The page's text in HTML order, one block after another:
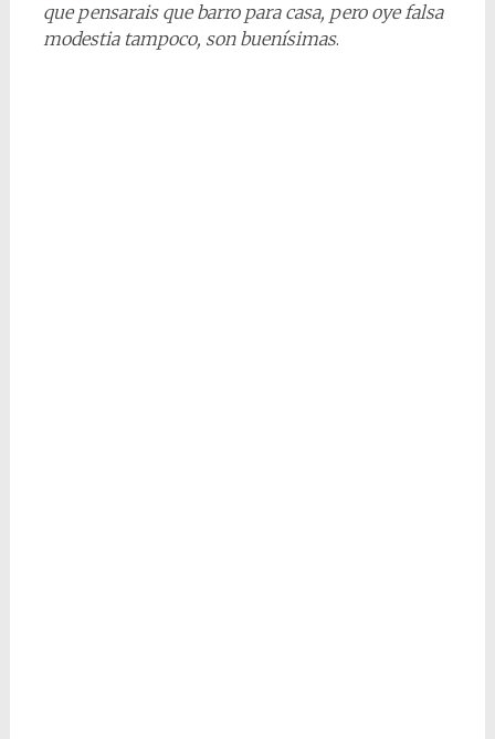
que pensarais que barro para casa, pero oye falsa
modestia tampoco, son buenísimas.